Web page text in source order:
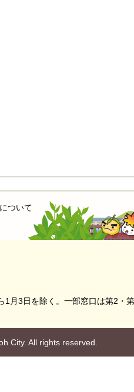
ついて
1月3日を除く。 一部窓口は第2・
City. All rights reserved.